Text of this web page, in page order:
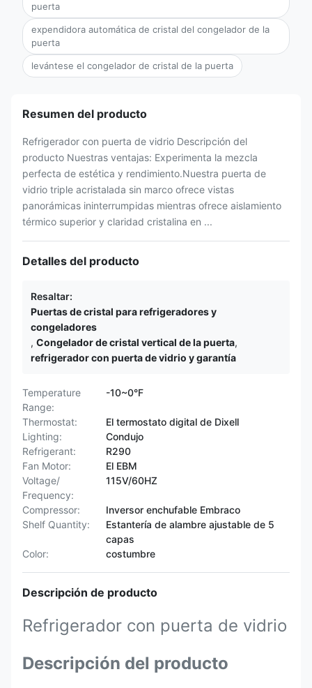
puerta
expendidora automática de cristal del congelador de la
puerta
levántese el congelador de cristal de la puerta
Resumen del producto
Refrigerador con puerta de vidrio Descripción del
producto Nuestras ventajas: Experimenta la mezcla
perfecta de estética y rendimiento.Nuestra puerta de
vidrio triple acristalada sin marco ofrece vistas
panorámicas ininterrumpidas mientras ofrece aislamiento
térmico superior y claridad cristalina en ...
Detalles del producto
Resaltar:
Puertas de cristal para refrigeradores y
congeladores
, Congelador de cristal vertical de la puerta,
refrigerador con puerta de vidrio y garantía
Temperature
Range:
-10~0°F
Thermostat:
El termostato digital de Dixell
Lighting:
Condujo
Refrigerant:
R290
Fan Motor:
El EBM
Voltage/
Frequency:
115V/60HZ
Compressor:
Inversor enchufable Embraco
Shelf Quantity:
Estantería de alambre ajustable de 5
capas
Color:
costumbre
Descripción de producto
Refrigerador con puerta de vidrio
Descripción del producto